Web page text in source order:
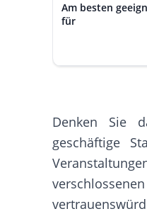
Am besten
für
Denken Sie
geschäftige